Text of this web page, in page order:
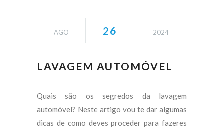
AGO 26 2024
LAVAGEM AUTOMÓVEL
Quais são os segredos da lavagem
automóvel? Neste artigo vou te dar algumas
dicas de como deves proceder para fazeres